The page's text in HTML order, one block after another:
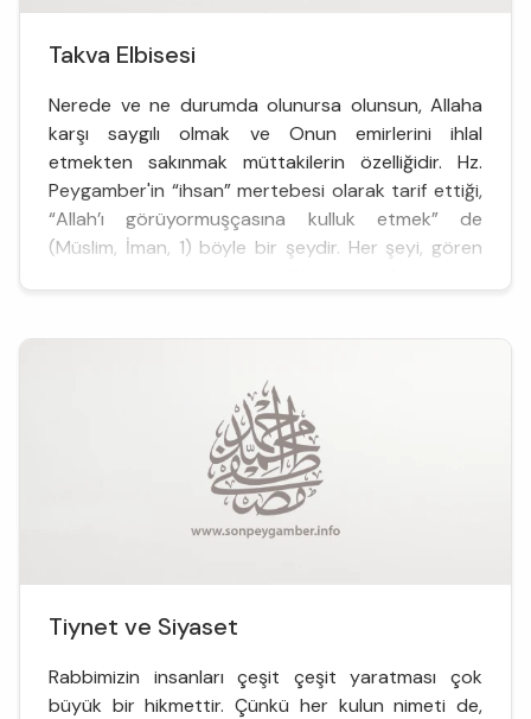
Takva Elbisesi
Nerede ve ne durumda olunursa olunsun, Allaha
karşı saygılı olmak ve Onun emirlerini ihlal
etmekten sakınmak müttakilerin özelliğidir. Hz.
Peygamber'in “ihsan” mertebesi olarak tarif ettiği,
“Allah’ı görüyormuşçasına kulluk etmek” de
(Müslim, İman, 1) böyle bir şeydir. Her şeyi, gören
görev ve statüde...
Tiynet ve Siyaset
Rabbimizin insanları çeşit çeşit yaratması çok
büyük bir hikmettir. Çünkü her kulun nimeti de,